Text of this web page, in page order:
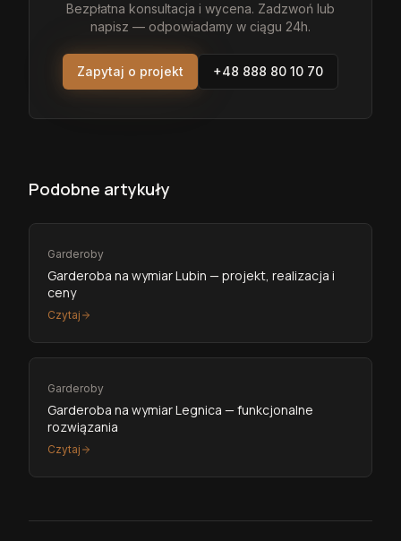
Bezpłatna konsultacja i wycena. Zadzwoń lub
napisz — odpowiadamy w ciągu 24h.
Zapytaj o projekt +48 888 80 10 70
Podobne artykuły
Garderoby
Garderoba na wymiar Lubin — projekt, realizacja i
ceny
Czytaj
Garderoby
Garderoba na wymiar Legnica — funkcjonalne
rozwiązania
Czytaj